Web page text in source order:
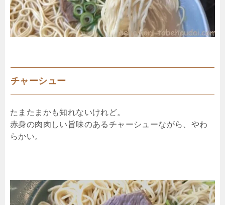
チャーシュー
たまたまかも知れないけれど。
赤身の肉肉しい旨味のあるチャーシューながら、やわ
らかい。